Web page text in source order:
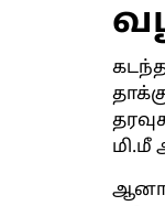
மி.மீ